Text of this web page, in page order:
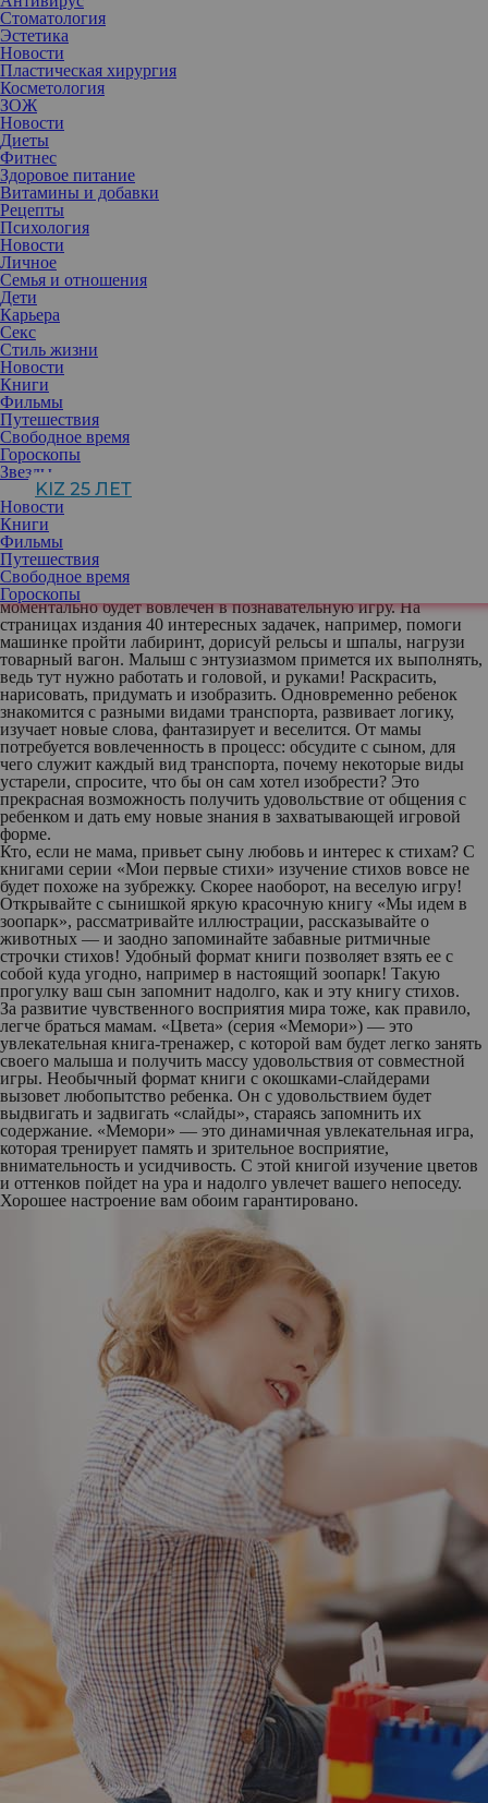
Стоматология
Эстетика
Новости
Пластическая хирургия
Косметология
ЗОЖ
Новости
Диеты
Фитнес
Здоровое питание
Витамины и добавки
Рецепты
Психология
Новости
Личное
Семья и отношения
Дети
Карьера
Секс
Стиль жизни
Новости
Книги
Фильмы
Путешествия
Свободное время
Гороскопы
Звезды
KIZ 25 ЛЕТ
Новости
Книги
Фильмы
Путешествия
Свободное время
Гороскопы
Когда с сыном играет мама
Мальчишки неизменно любят все, что связано с техникой и
транспортом. Стоит предложить сыну альбом веселых заданий
«Куда спешит машина?»
моментально будет вовлечен в познавательную игру. На
страницах издания 40 интересных задачек, например, помоги
машинке пройти лабиринт, дорисуй рельсы и шпалы, нагрузи
товарный вагон. Малыш с энтузиазмом примется их выполнять,
ведь тут нужно работать и головой, и руками! Раскрасить,
нарисовать, придумать и изобразить. Одновременно ребенок
знакомится с разными видами транспорта, развивает логику,
изучает новые слова, фантазирует и веселится. От мамы
потребуется вовлеченность в процесс: обсудите с сыном, для
чего служит каждый вид транспорта, почему некоторые виды
устарели, спросите, что бы он сам хотел изобрести? Это
прекрасная возможность получить удовольствие от общения с
ребенком и дать ему новые знания в захватывающей игровой
форме.
Кто, если не мама, привьет сыну любовь и интерес к стихам? С
книгами серии «Мои первые стихи» изучение стихов вовсе не
будет похоже на зубрежку. Скорее наоборот, на веселую игру!
Открывайте с сынишкой яркую красочную книгу «Мы идем в
зоопарк», рассматривайте иллюстрации, рассказывайте о
животных — и заодно запоминайте забавные ритмичные
строчки стихов! Удобный формат книги позволяет взять ее с
собой куда угодно, например в настоящий зоопарк! Такую
прогулку ваш сын запомнит надолго, как и эту книгу стихов.
За развитие чувственного восприятия мира тоже, как правило,
легче браться мамам. «Цвета» (серия «Мемори») — это
увлекательная книга-тренажер, с которой вам будет легко занять
своего малыша и получить массу удовольствия от совместной
игры. Необычный формат книги с окошками-слайдерами
вызовет любопытство ребенка. Он с удовольствием будет
выдвигать и задвигать «слайды», стараясь запомнить их
содержание. «Мемори» — это динамичная увлекательная игра,
которая тренирует память и зрительное восприятие,
внимательность и усидчивость. С этой книгой изучение цветов
и оттенков пойдет на ура и надолго увлечет вашего непоседу.
Хорошее настроение вам обоим гарантировано.